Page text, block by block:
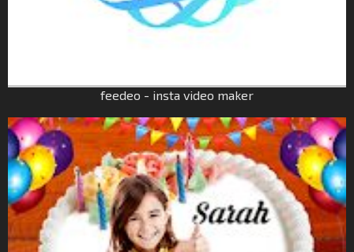
feedeo - insta video maker